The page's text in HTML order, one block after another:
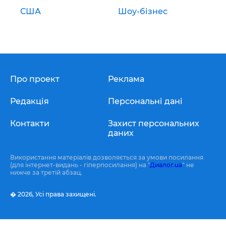
США Шоу-бізнес
Про проект
Редакція
Контакти
Реклама
Персональні дані
Захист персональних
даних
Використання матеріалів дозволяється за умови посилання
(для інтернет-видань - гіперпосилання) на "Диалог.ua" не
нижче за третій абзац.
� 2026, Усі права захищені.